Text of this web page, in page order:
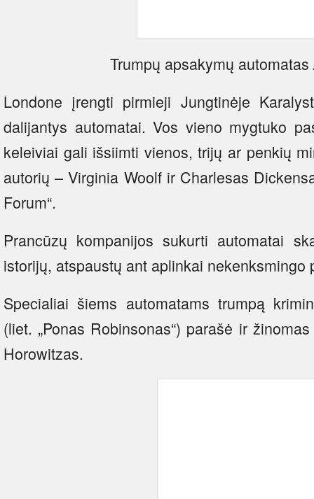
Trumpų apsakymų
Londone įrengti pirmieji Jungtinėje
dalijantys automatai. Vos vieno mygtuko
keleiviai gali išsiimti vienos, trijų ar penkių
autorių – Virginia Woolf ir Charlesas
Forum“.
Prancūzų kompanijos sukurti automatai
istorijų, atspaustų ant aplinkai nekenksmingo
Specialiai šiems automatams trumpą
(liet. „Ponas Robinsonas“) parašė ir
Horowitzas.